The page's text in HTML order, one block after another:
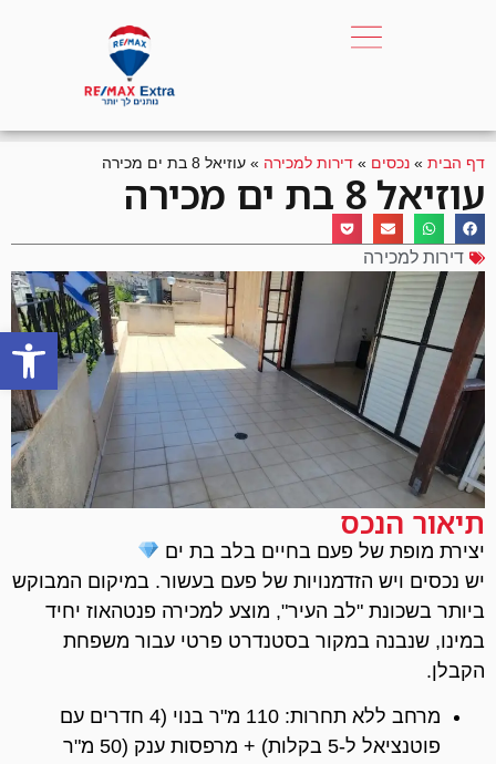
פתח
דף הבית » נכסים » דירות למכירה » עוזיאל 8 בת ים מכירה
עוזיאל 8 בת ים מכירה
דירות למכירה
תיאור הנכס
יצירת מופת של פעם בחיים בלב בת ים
​יש נכסים ויש הזדמנויות של פעם בעשור. במיקום המבוקש
ביותר בשכונת "לב העיר", מוצע למכירה פנטהאוז יחיד
במינו, שנבנה במקור בסטנדרט פרטי עבור משפחת
הקבלן.
​מרחב ללא תחרות: 110 מ"ר בנוי (4 חדרים עם
פוטנציאל ל-5 בקלות) + מרפסות ענק (50 מ"ר